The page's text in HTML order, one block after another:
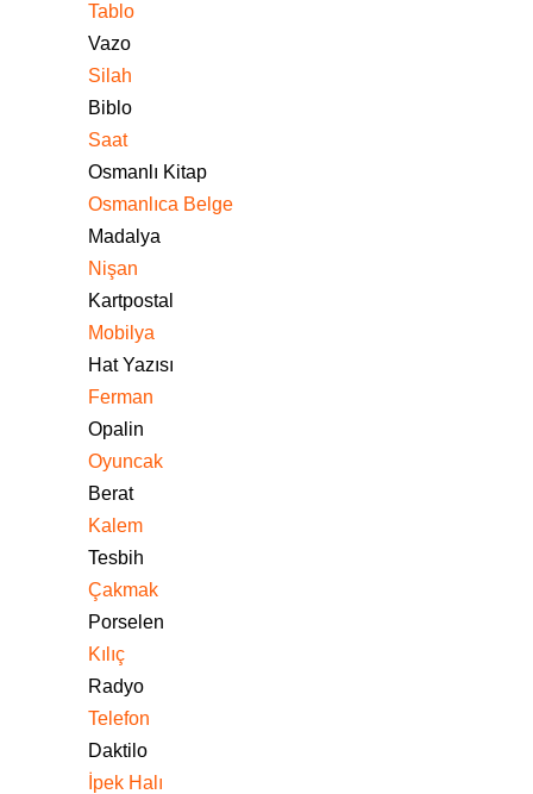
Tablo
Vazo
Silah
Biblo
Saat
Osmanlı Kitap
Osmanlıca Belge
Madalya
Nişan
Kartpostal
Mobilya
Hat Yazısı
Ferman
Opalin
Oyuncak
Berat
Kalem
Tesbih
Çakmak
Porselen
Kılıç
Radyo
Telefon
Daktilo
İpek Halı